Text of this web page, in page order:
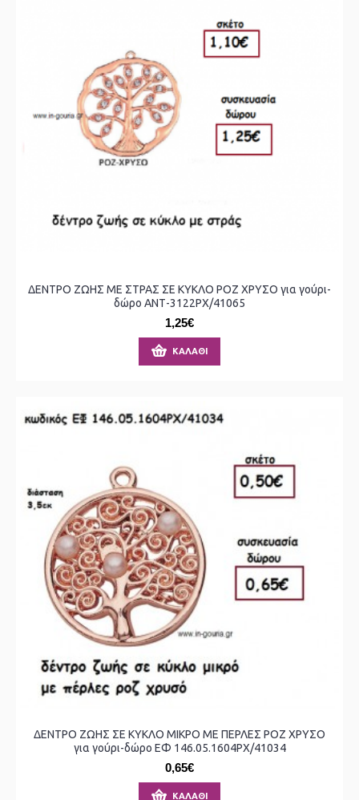
ΔΕΝΤΡΟ ΖΩΗΣ ΜΕ ΣΤΡΑΣ ΣΕ ΚΥΚΛΟ ΡΟΖ ΧΡΥΣΟ για γούρι-
δώρο ΑΝΤ-3122ΡΧ/41065
1,25€
ΚΑΛΆΘΙ
ΔΕΝΤΡΟ ΖΩΗΣ ΣΕ ΚΥΚΛΟ ΜΙΚΡΟ ΜΕ ΠΕΡΛΕΣ ΡΟΖ ΧΡΥΣΟ
για γούρι-δώρο ΕΦ 146.05.1604ΡΧ/41034
0,65€
ΚΑΛΆΘΙ